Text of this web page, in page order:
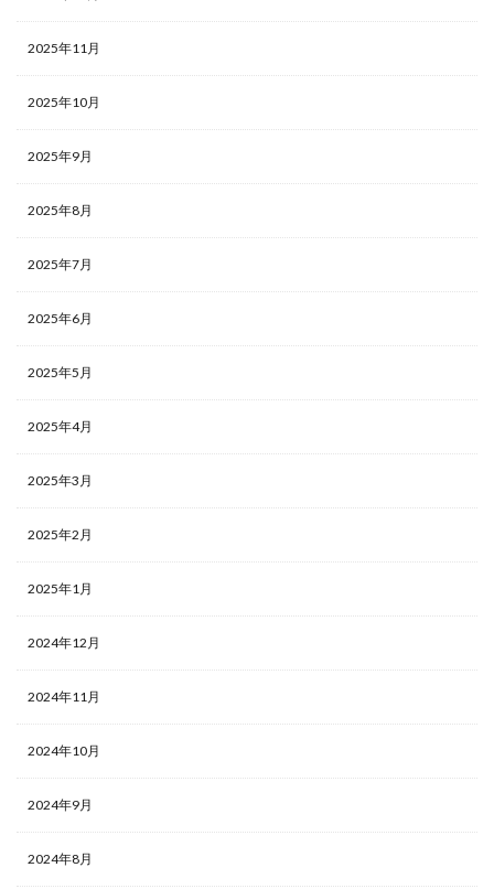
2025年11月
2025年10月
2025年9月
2025年8月
2025年7月
2025年6月
2025年5月
2025年4月
2025年3月
2025年2月
2025年1月
2024年12月
2024年11月
2024年10月
2024年9月
2024年8月